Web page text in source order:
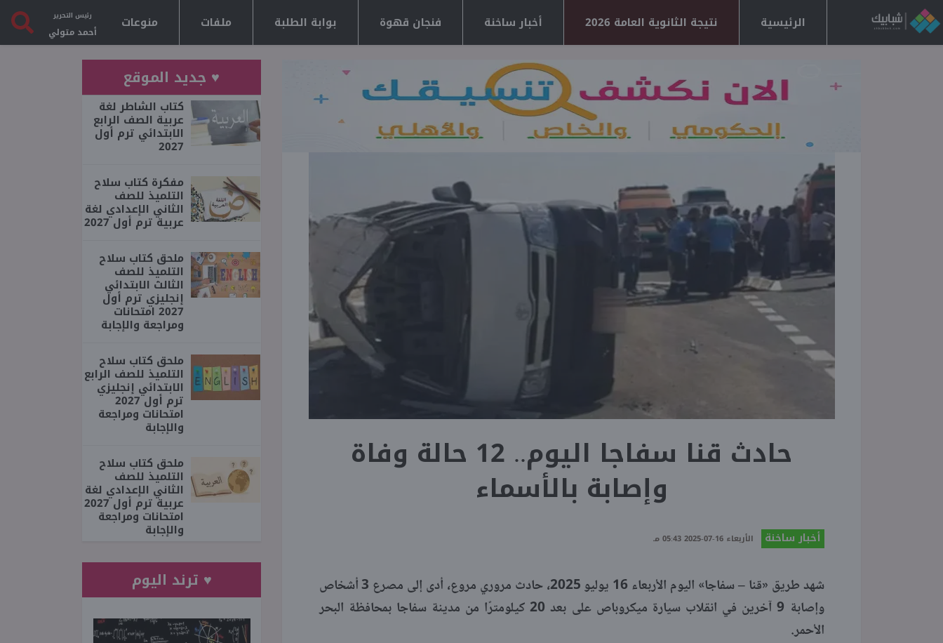
الرئيسية نتيجة الثانوية العامة 2026 أخبار ساخنة فنجان قهوة بوابة الطلبة ملفات منوعات رئيس التحرير
أحمد متولي
حادث قنا سفاجا اليوم.. 12 حالة وفاة
وإصابة بالأسماء
أخبار ساخنة الأربعاء 16-07-2025 05:43 مـ
شهد طريق «قنا – سفاجا» اليوم الأربعاء 16 يوليو 2025، حادث مروري مروع، أدى إلى مصرع 3 أشخاص
وإصابة 9 آخرين في انقلاب سيارة ميكروباص على بعد 20 كيلومترًا من مدينة سفاجا بمحافظة البحر
الأحمر.
♥ جديد الموقع
كتاب الشاطر لغة
عربية الصف الرابع
الابتدائي ترم أول
2027
مفكرة كتاب سلاح
التلميذ للصف
الثاني الإعدادي لغة
عربية ترم أول 2027
ملحق كتاب سلاح
التلميذ للصف
الثالث الابتدائي
إنجليزي ترم أول
2027 امتحانات
ومراجعة والإجابة
ملحق كتاب سلاح
التلميذ للصف الرابع
الابتدائي إنجليزي
ترم أول 2027
امتحانات ومراجعة
والإجابة
ملحق كتاب سلاح
التلميذ للصف
الثاني الإعدادي لغة
عربية ترم أول 2027
امتحانات ومراجعة
والإجابة
♥ ترند اليوم